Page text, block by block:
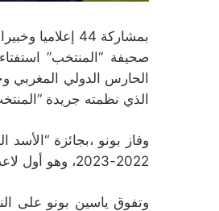
الحارس الدولي المغربي
الذي نظمته جريدة
وفاز بونو ،بجائزة
2022-2023، وهو أول لاعب مغربي يحصل على جائزة “الأسد الذهبي” لجريدة “المنتخب” في طبعتها الإفريقية.
وتفوق ياسين بونو على